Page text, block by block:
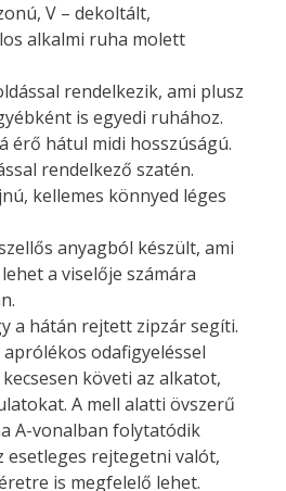
V – dekoltált,
alkalmi ruha molett
rendelkezik, ami plusz
is egyedi ruhához.
érő hátul midi hosszúságú.
rendelkező szatén.
kellemes könnyed léges
anyagból készült, ami
a viselője számára
a hátán rejtett zipzár segíti.
odafigyeléssel
követi az alkatot,
A mell alatti övszerű
A-vonalban folytatódik
esetleges rejtegetni valót,
is megfelelő lehet.